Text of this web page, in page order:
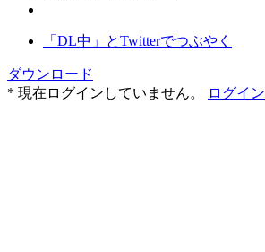
「DL中」とTwitterでつぶやく
ダウンロード
* 現在ログインしていません。
ログイン